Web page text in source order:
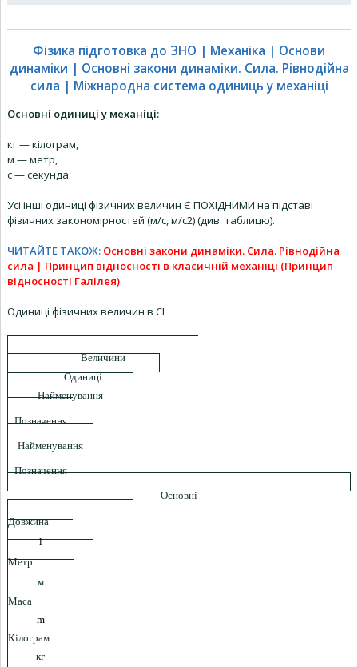
Фізика підготовка до ЗНО | Механіка | Основи
динаміки | Основні закони динаміки. Сила. Рівнодійна
сила | Міжнародна система одиниць у механіці
Основні одиниці у механіці:
кг — кілограм,
м — метр,
с — секунда.
Усі інші одиниці фізичних величин Є ПОХІДНИМИ на підставі
фізичних закономірностей (м/с, м/с2) (див. таблицю).
ЧИТАЙТЕ ТАКОЖ: Основні закони динаміки. Сила. Рівнодійна
сила | Принцип відносності в класичній механіці (Принцип
відносності Галілея)
Одиниці фізичних величин в СІ
Величини
Одиниці
Найменування
Позначення
Найменування
Позначення
Основні
Довжина
l
Метр
м
Маса
m
Кілограм
кг